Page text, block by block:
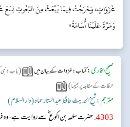
غَزَوَاتٍ، وَخَرَجْتُ فِيمَا يَبْعَثُ مِنَ البُعُوثِ تِسْعَ
وَمَرَّةً عَلَيْنَا أُسَامَةُ»
صحیح بخاری:کتاب: غزوات کے بیان میں (باب: نبی
حرقات کے مقابلہ پر بھیجنا)
مترجم:شیخ الحدیث حافظ عبد الستار حماد (دار السلام)
4303
.حضرت سلمہ بن اکوع ؓ سے روایت ہے، وہ